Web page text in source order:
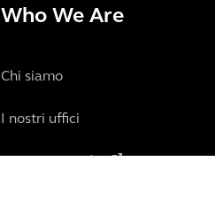
Who We Are
Chi siamo
I nostri uffici